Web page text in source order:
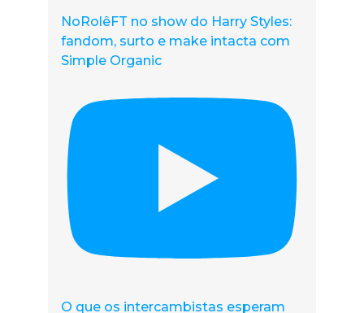
NoRolêFT no show do Harry Styles:
fandom, surto e make intacta com
Simple Organic
O que os intercambistas esperam